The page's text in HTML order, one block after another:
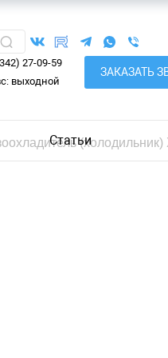
27-09-59
выходной
ЗАКАЗАТЬ
Статьи